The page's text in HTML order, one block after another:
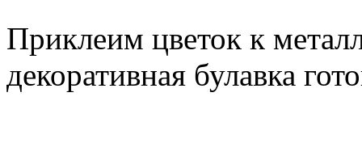
Приклеим цветок к
декоративная булавка